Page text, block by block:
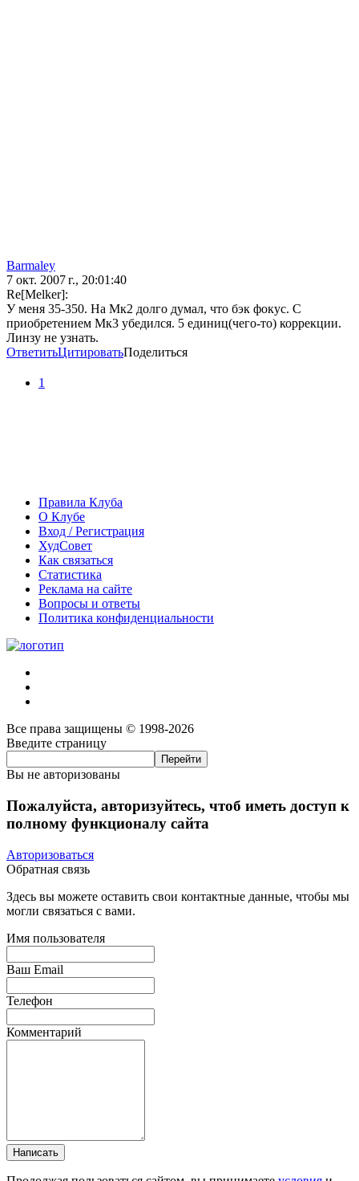
Barmaley
7 окт. 2007 г., 20:01:40
Re[Melker]:
У меня 35-350. На Мк2 долго думал, что бэк фокус. С
приобретением Мк3 убедился. 5 единиц(чего-то) коррекции.
Линзу не узнать.
ОтветитьЦитироватьПоделиться
1
Правила Клуба
О Клубе
Вход / Регистрация
ХудСовет
Как связаться
Статистика
Реклама на сайте
Вопросы и ответы
Политика конфиденциальности
Все права защищены © 1998-2026
Введите страницу
Вы не авторизованы
Пожалуйста, авторизуйтесь, чтоб иметь доступ к
полному функционалу сайта
Авторизоваться
Обратная связь
Здесь вы можете оставить свои контактные данные, чтобы мы
могли связаться с вами.
Имя пользователя
Ваш Email
Телефон
Комментарий
Написать